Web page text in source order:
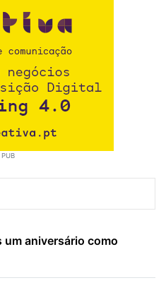
PUB
um aniversário como